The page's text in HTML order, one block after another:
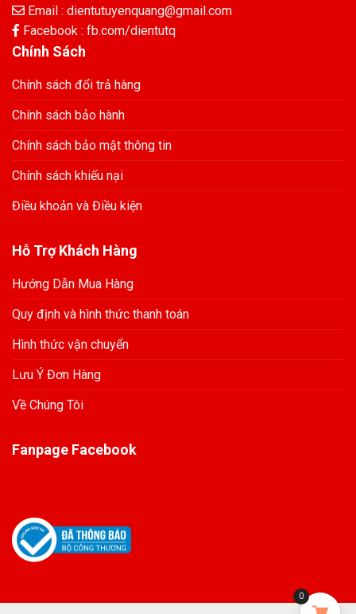
Email : dientutuyenquang@gmail.com
Facebook : fb.com/dientutq
Chính Sách
Chính sách đổi trả hàng
Chính sách bảo hành
Chính sách bảo mật thông tin
Chính sách khiếu nại
Điều khoản và Điều kiện
Hỗ Trợ Khách Hàng
Hướng Dẫn Mua Hàng
Quy định và hình thức thanh toán
Hình thức vận chuyển
Lưu Ý Đơn Hàng
Về Chúng Tôi
Fanpage Facebook
0